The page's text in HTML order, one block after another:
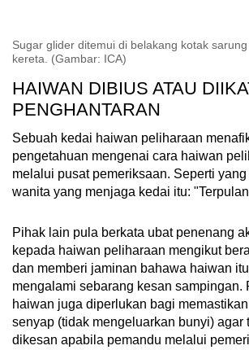
Sugar glider ditemui di belakang kotak
kereta. (Gambar: ICA)
HAIWAN DIBIUS ATAU
PENGHANTARAN
Sebuah kedai haiwan peliharaan
pengetahuan mengenai cara haiwan
melalui pusat pemeriksaan. Seperti
wanita yang menjaga kedai itu:
Pihak lain pula berkata ubat penenang
kepada haiwan peliharaan mengikut
dan memberi jaminan bahawa haiwan
mengalami sebarang kesan sampingan.
haiwan juga diperlukan bagi memastikan
senyap (tidak mengeluarkan bunyi) agar
dikesan apabila pemandu melalui